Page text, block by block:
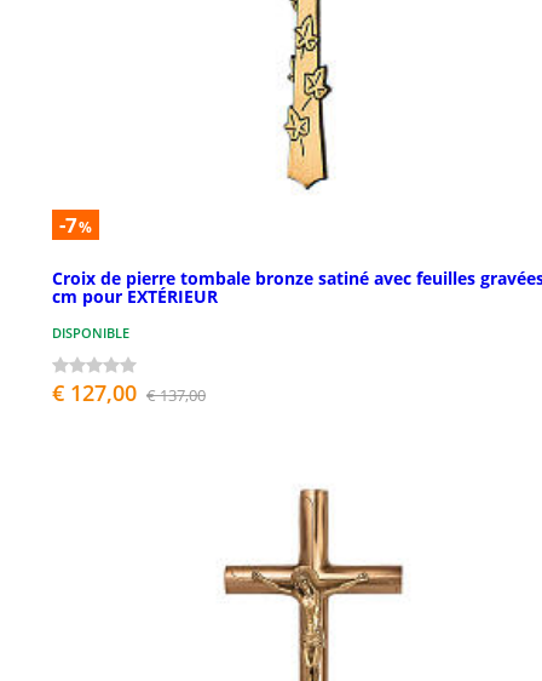
-7%
Croix de pierre tombale bronze satiné avec feuilles
cm pour EXTÉRIEUR
DISPONIBLE
€ 127,00 € 137,00